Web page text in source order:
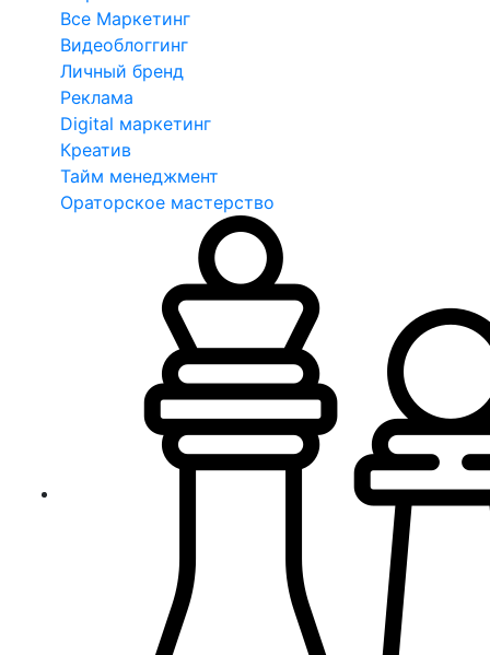
Все Маркетинг
Видеоблоггинг
Личный бренд
Реклама
Digital маркетинг
Креатив
Тайм менеджмент
Ораторское мастерство